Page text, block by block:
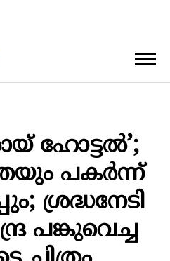
ഹോട്ടൽ’;
പകർന്ന്
ശ്രദ്ധനേടി
പങ്കുവെച്ച